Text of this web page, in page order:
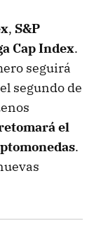
, S&P
Cap Index.
seguirá
segundo de
el
.